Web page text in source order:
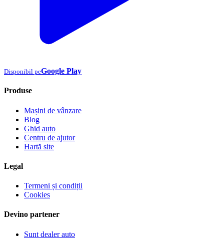
Disponibil peGoogle Play
Produse
Mașini de vânzare
Blog
Ghid auto
Centru de ajutor
Hartă site
Legal
Termeni și condiții
Cookies
Devino partener
Sunt dealer auto